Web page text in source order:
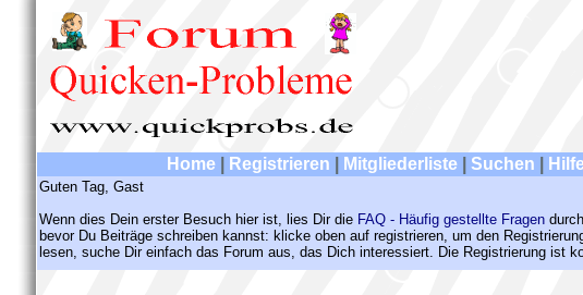
Home Registrieren Mitgliederliste Suchen
Guten Tag, Gast
Wenn dies Dein erster Besuch hier ist, lies Dir die FAQ - Häufig gestellte Fragen
bevor Du Beiträge schreiben kannst: klicke oben auf registrieren, um den
lesen, suche Dir einfach das Forum aus, das Dich interessiert. Die Registrierung ist